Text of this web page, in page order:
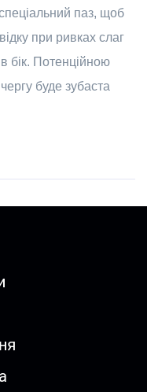
паз, щоб
при ривках слаг
бік. Потенційною
буде зубаста